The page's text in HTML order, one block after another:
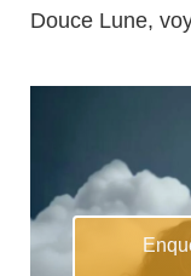
Douce Lune,